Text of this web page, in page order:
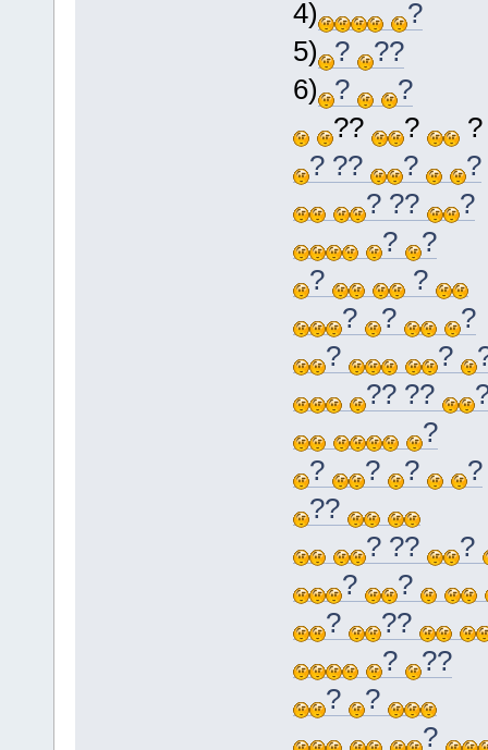
4)
?
5) ?
??
6) ?
?
??
?
? ??
?
?
? ??
?
?
?
?
?
?
?
?
?
?
?? ??
?
?
? ?
?
??
? ??
?
?
?
?
??
?
??
?
?
?